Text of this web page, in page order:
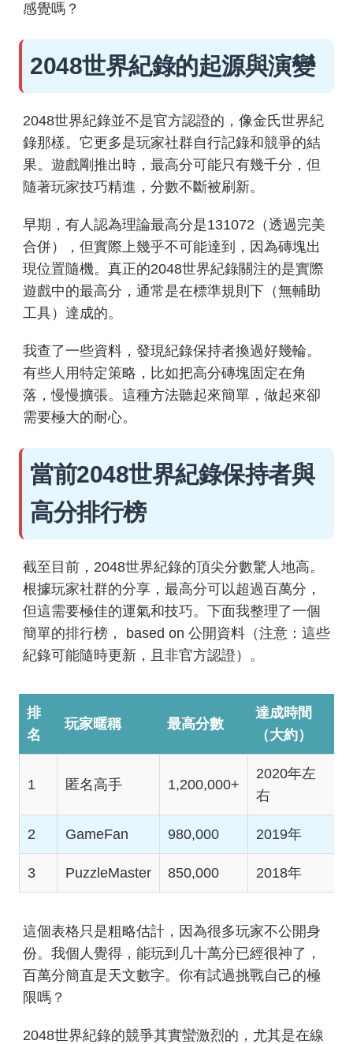
感覺嗎？
2048世界紀錄的起源與演變
2048世界紀錄並不是官方認證的，像金氏世界紀
錄那樣。它更多是玩家社群自行記錄和競爭的結
果。遊戲剛推出時，最高分可能只有幾千分，但
隨著玩家技巧精進，分數不斷被刷新。
早期，有人認為理論最高分是131072（透過完美
合併），但實際上幾乎不可能達到，因為磚塊出
現位置隨機。真正的2048世界紀錄關注的是實際
遊戲中的最高分，通常是在標準規則下（無輔助
工具）達成的。
我查了一些資料，發現紀錄保持者換過好幾輪。
有些人用特定策略，比如把高分磚塊固定在角
落，慢慢擴張。這種方法聽起來簡單，做起來卻
需要極大的耐心。
當前2048世界紀錄保持者與
高分排行榜
截至目前，2048世界紀錄的頂尖分數驚人地高。
根據玩家社群的分享，最高分可以超過百萬分，
但這需要極佳的運氣和技巧。下面我整理了一個
簡單的排行榜， based on 公開資料（注意：這些
紀錄可能隨時更新，且非官方認證）。
排
名
玩家暱稱 最高分數
達成時間
（大約）
1 匿名高手 1,200,000+
2020年左
右
2 GameFan 980,000 2019年
3 PuzzleMaster 850,000 2018年
這個表格只是粗略估計，因為很多玩家不公開身
份。我個人覺得，能玩到几十萬分已經很神了，
百萬分簡直是天文數字。你有試過挑戰自己的極
限嗎？
2048世界紀錄的競爭其實蠻激烈的，尤其是在線